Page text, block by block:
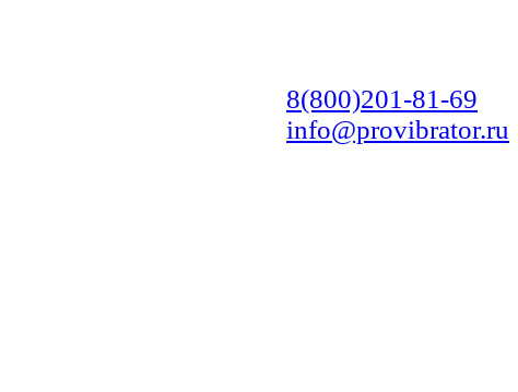
8(800)201-81-69
info@provibrator.ru